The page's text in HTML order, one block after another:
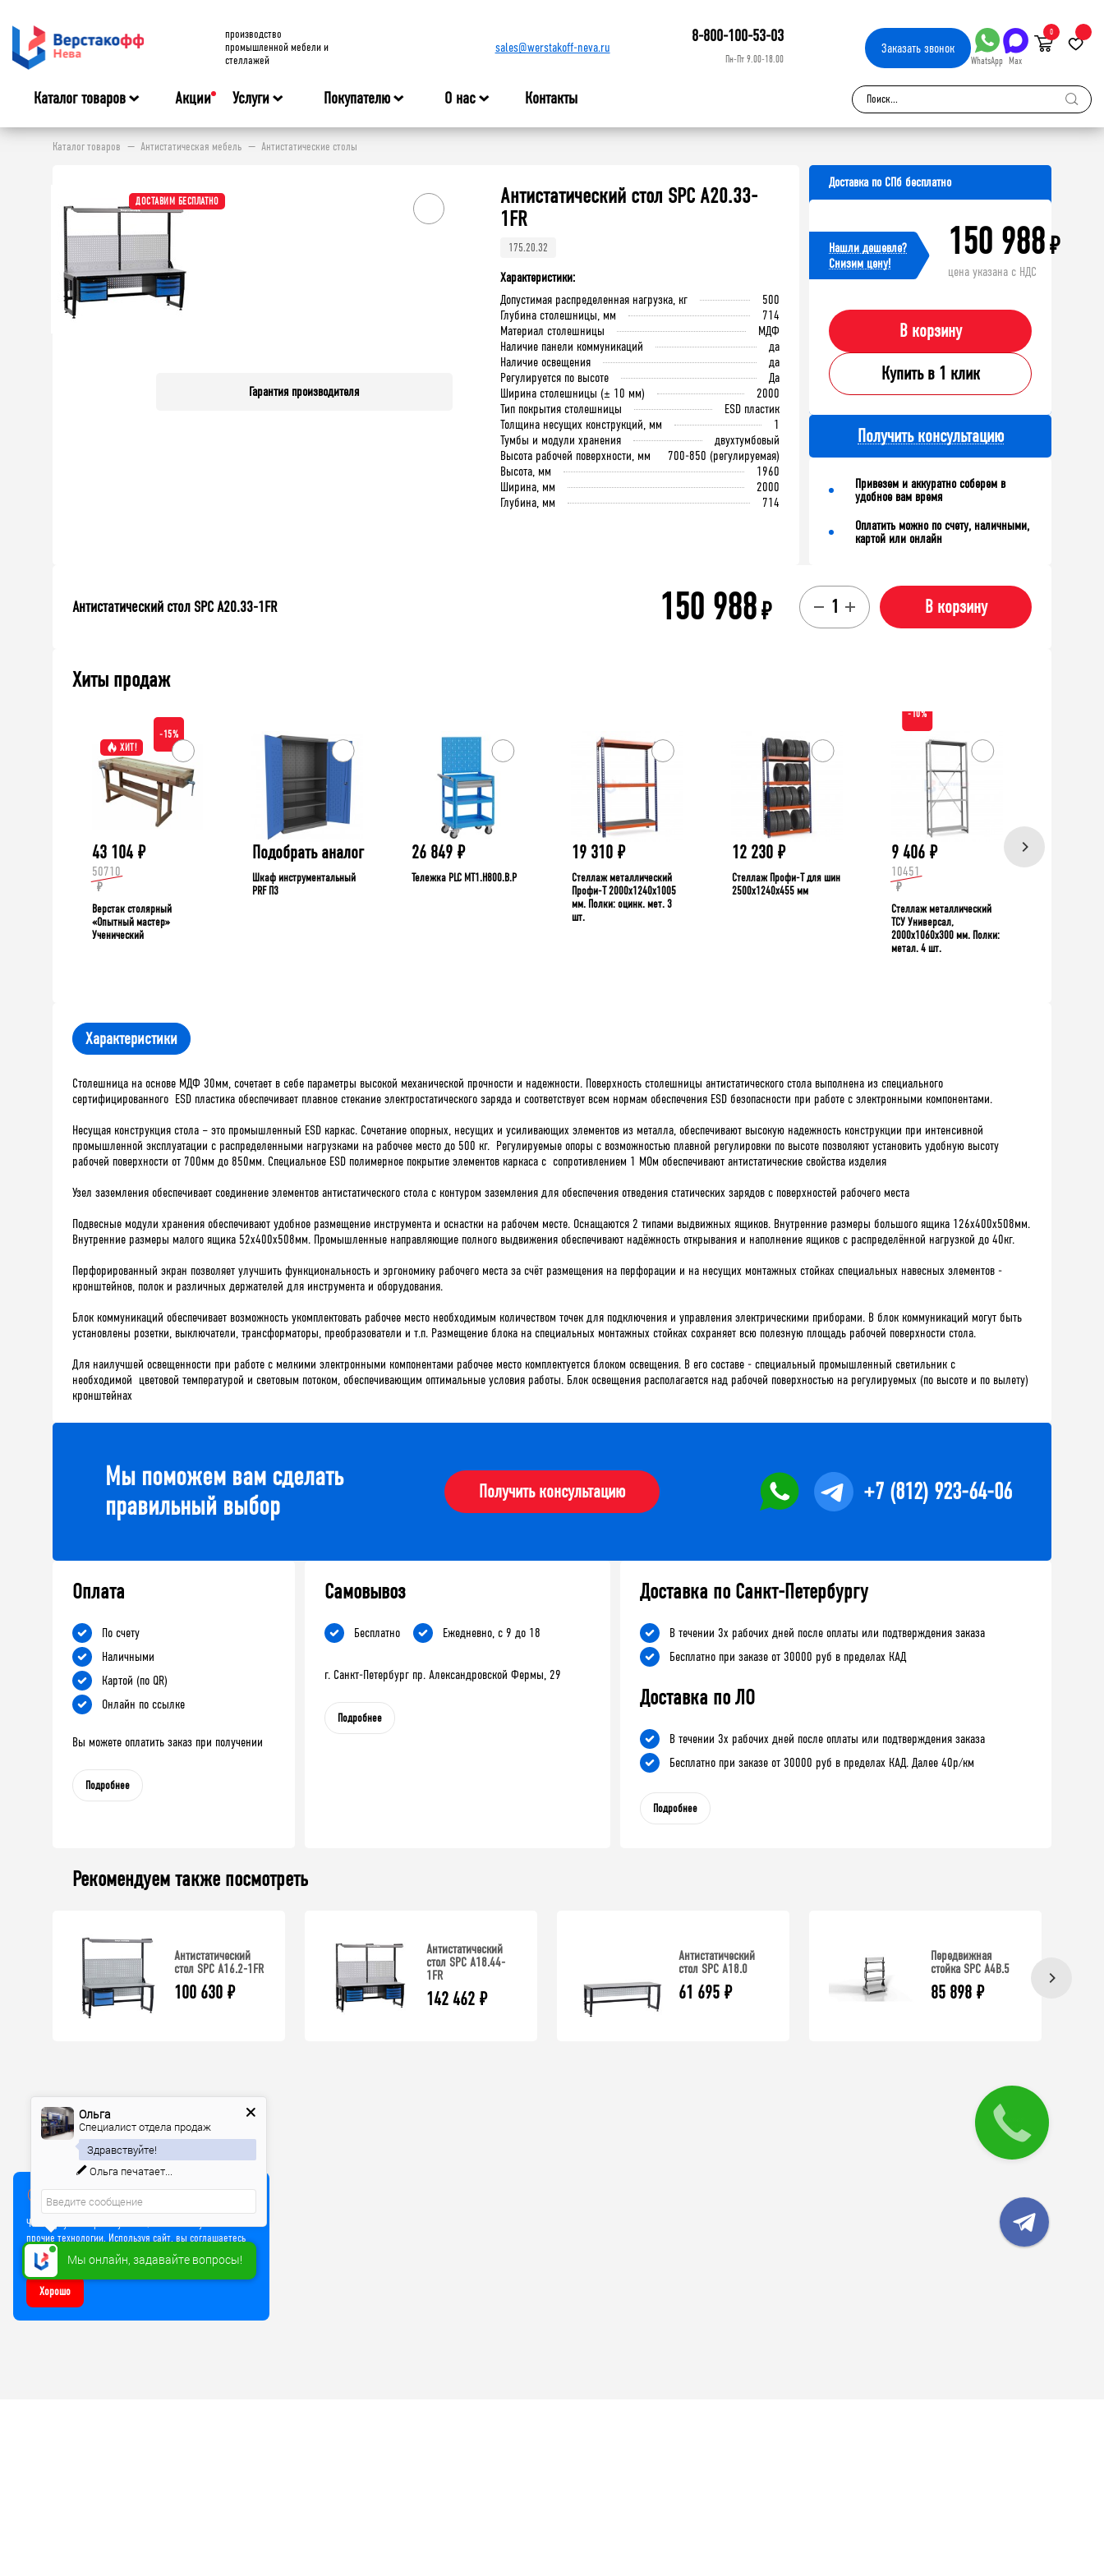
производство
промышленной мебели и
стеллажей
sales@werstakoff-neva.ru
8-800-100-53-03
Пн-Пт 9.00-18.00
Заказатьзвонок
WhatsApp Max
0
Каталог товаров Акции Услуги Покупателю О нас Контакты
Каталог товаров Антистатическая мебель Антистатические столы
ДОСТАВИМ БЕСПЛАТНО
Гарантия производителя
Антистатический стол SPC A20.33-
1FR
175.20.32
Характеристики:
Допустимая распределенная нагрузка, кг
500
Глубина столешницы, мм
714
Материал столешницы
МДФ
Наличие панели коммуникаций
да
Наличие освещения
да
Регулируется по высоте
Да
Ширина столешницы (± 10 мм)
2000
Тип покрытия столешницы
ESD пластик
Толщина несущих конструкций, мм
1
Тумбы и модули хранения
двухтумбовый
Высота рабочей поверхности, мм
700-850 (регулируемая)
Высота, мм
1960
Ширина, мм
2000
Глубина, мм
714
Доставка по СПб бесплатно
Нашли дешевле?
Cнизим цену!
150 988₽
цена указана с НДС
В корзину
Купить в 1 клик
Получить консультацию
Привезем и аккуратно соберем в
удобное вам время
Оплатить можно по счету, наличными,
картой или онлайн
Антистатический стол SPC A20.33-1FR 150 988₽ В корзину
Хиты продаж
ХИТ!
-15%
43 104 ₽
50710
₽
Верстак столярный
«Опытный мастер»
Ученический
Подобрать аналог
Шкаф инструментальный
PRF П3
26 849 ₽
Тележка PLC МT1.H800.В.Р
19 310 ₽
Стеллаж металлический
Профи-Т 2000x1240x1005
мм. Полки: оцинк. мет. 3
шт.
12 230 ₽
Стеллаж Профи-Т для шин
2500x1240x455 мм
-10%
9 406 ₽
10451
₽
Стеллаж металлический
ТСУ Универсал,
2000x1060x300 мм. Полки:
метал. 4 шт.
Характеристики
Столешница на основе МДФ 30мм, сочетает в себе параметры высокой механической прочности и надежности. Поверхность столешницы антистатического стола выполнена из специального
сертифицированного ESD пластика обеспечивает плавное стекание электростатического заряда и соответствует всем нормам обеспечения ESD безопасности при работе с электронными компонентами.
Несущая конструкция стола – это промышленный ESD каркас. Сочетание опорных, несущих и усиливающих элементов из металла, обеспечивают высокую надежность конструкции при интенсивной
промышленной эксплуатации с распределенными нагрузками на рабочее место до 500 кг. Регулируемые опоры с возможностью плавной регулировки по высоте позволяют установить удобную высоту
рабочей поверхности от 700мм до 850мм. Специальное ESD полимерное покрытие элементов каркаса с сопротивлением 1 МОм обеспечивают антистатические свойства изделия
Узел заземления обеспечивает соединение элементов антистатического стола с контуром заземления для обеспечения отведения статических зарядов с поверхностей рабочего места
Подвесные модули хранения обеспечивают удобное размещение инструмента и оснастки на рабочем месте. Оснащаются 2 типами выдвижных ящиков. Внутренние размеры большого ящика 126х400х508мм.
Внутренние размеры малого ящика 52х400х508мм. Промышленные направляющие полного выдвижения обеспечивают надёжность открывания и наполнение ящиков с распределённой нагрузкой до 40кг.
Перфорированный экран позволяет улучшить функциональность и эргономику рабочего места за счёт размещения на перфорации и на несущих монтажных стойках специальных навесных элементов -
кронштейнов, полок и различных держателей для инструмента и оборудования.
Блок коммуникаций обеспечивает возможность укомплектовать рабочее место необходимым количеством точек для подключения и управления электрическими приборами. В блок коммуникаций могут быть
установлены розетки, выключатели, трансформаторы, преобразователи и т.п. Размещение блока на специальных монтажных стойках сохраняет всю полезную площадь рабочей поверхности стола.
Для наилучшей освещенности при работе с мелкими электронными компонентами рабочее место комплектуется блоком освещения. В его составе - специальный промышленный светильник с
необходимой цветовой температурой и световым потоком, обеспечивающим оптимальные условия работы. Блок освещения располагается над рабочей поверхностью на регулируемых (по высоте и по вылету)
кронштейнах
Мы поможем вам сделать
правильный выбор
Получить консультацию +7 (812) 923-64-06
Оплата
По счету
Наличными
Картой (по QR)
Онлайн по ссылке
Вы можете оплатить заказ при получении
Подробнее
Самовывоз
Бесплатно Ежедневно, с 9 до 18
г. Санкт-Петербург пр. Александровской Фермы, 29
Подробнее
Доставка по Санкт-Петербургу
В течении 3х рабочих дней после оплаты или подтверждения заказа
Бесплатно при заказе от 30000 руб в пределах КАД
Доставка по ЛО
В течении 3х рабочих дней после оплаты или подтверждения заказа
Бесплатно при заказе от 30000 руб в пределах КАД. Далее 40р/км
Подробнее
Рекомендуем также посмотреть
Антистатический
стол SPC A16.2-1FR
100 630 ₽
Антистатический
стол SPC A18.44-
1FR
142 462 ₽
Антистатический
стол SPC A18.0
61 695 ₽
Передвижная
стойка SPC A4B.5
85 898 ₽
Мы используем куки
Чтобы улучшить работу сайта, мы используем Cookie и
прочие технологии. Используя сайт, вы соглашаетесь
на обработку файлов Cookie
Хорошо
Мы онлайн, задавайте вопросы!
Ольга
Специалист отдела продаж
Здравствуйте!
Ольга печатает...